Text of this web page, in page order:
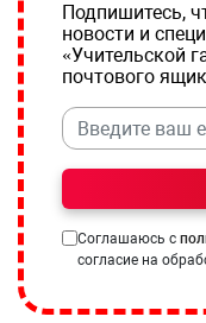
Подпишитесь,
новости и
«Учительской
почтового
Соглашаюсь с
согласие на